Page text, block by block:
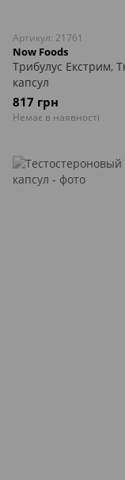
Артикул: 21761
Now Foods
Трибулус Екстрим,
капсул
817 грн
Немає в наявності